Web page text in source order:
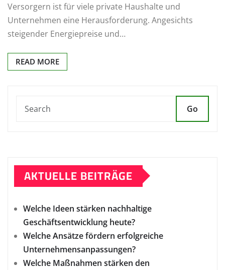
Versorgern ist für viele private Haushalte und
Unternehmen eine Herausforderung. Angesichts
steigender Energiepreise und…
READ MORE
Go
AKTUELLE BEITRÄGE
Welche Ideen stärken nachhaltige
Geschäftsentwicklung heute?
Welche Ansätze fördern erfolgreiche
Unternehmensanpassungen?
Welche Maßnahmen stärken den